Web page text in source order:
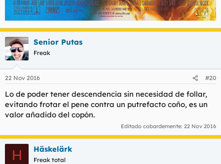
Senior Putas
Freak
22 Nov 2016 #20
Lo de poder tener descendencia sin necesidad de follar,
evitando frotar el pene contra un putrefacto coño, es un
valor añadido del copón.
Editado cobardemente: 22 Nov 2016
H Häskelärk
Freak total